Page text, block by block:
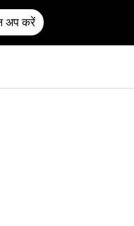
अप करें